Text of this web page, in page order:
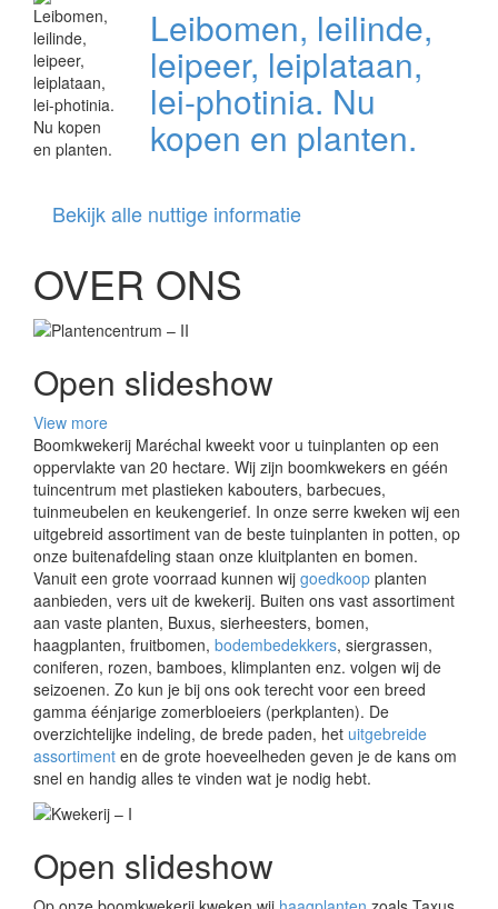
Leibomen, leilinde,
leipeer, leiplataan,
lei-photinia. Nu
kopen en planten.
Bekijk alle nuttige informatie
OVER ONS
Open slideshow
View more
Boomkwekerij Maréchal kweekt voor u tuinplanten op een
oppervlakte van 20 hectare. Wij zijn boomkwekers en géén
tuincentrum met plastieken kabouters, barbecues,
tuinmeubelen en keukengerief. In onze serre kweken wij een
uitgebreid assortiment van de beste tuinplanten in potten, op
onze buitenafdeling staan onze kluitplanten en bomen.
Vanuit een grote voorraad kunnen wij goedkoop planten
aanbieden, vers uit de kwekerij. Buiten ons vast assortiment
aan vaste planten, Buxus, sierheesters, bomen,
haagplanten, fruitbomen, bodembedekkers, siergrassen,
coniferen, rozen, bamboes, klimplanten enz. volgen wij de
seizoenen. Zo kun je bij ons ook terecht voor een breed
gamma éénjarige zomerbloeiers (perkplanten). De
overzichtelijke indeling, de brede paden, het uitgebreide
assortiment en de grote hoeveelheden geven je de kans om
snel en handig alles te vinden wat je nodig hebt.
Open slideshow